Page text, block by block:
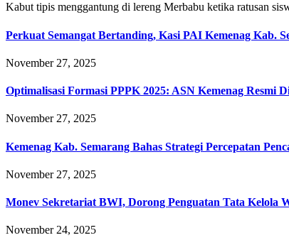
Kabut tipis menggantung di lereng Merbabu ketika ratusan
Perkuat Semangat Bertanding, Kasi PAI Kemenag Kab.
November 27, 2025
Optimalisasi Formasi PPPK 2025: ASN Kemenag Resmi
November 27, 2025
Kemenag Kab. Semarang Bahas Strategi Percepatan
November 27, 2025
Monev Sekretariat BWI, Dorong Penguatan Tata Kelola
November 24, 2025